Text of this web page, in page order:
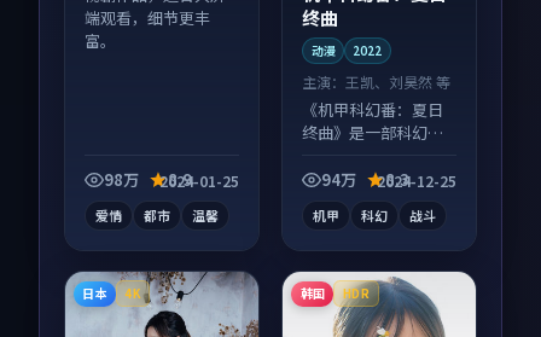
端观看，细节更丰
富。
98万 8.9
2024-01-25
爱情 都市 温馨
终曲
动漫 2022
主演： 王凯、刘昊然 等
《机甲科幻番：夏日
终曲》是一部科幻向
在线，配乐与镜头配
94万 8.3
2024-12-25
机甲 科幻 战斗
日本 4K 韩国 HDR